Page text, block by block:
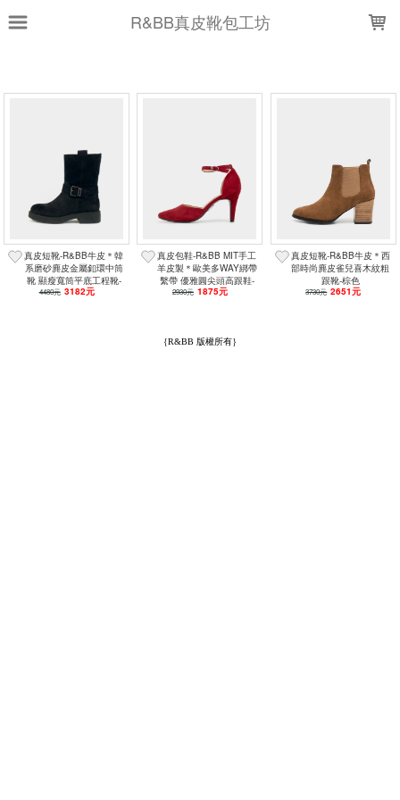
R&BB真皮靴包工坊
篩選
真皮短靴-R&BB牛皮＊韓
系磨砂麂皮金屬釦環中筒
靴 顯瘦寬筒平底工程靴-
黑色
4480元 3182元
真皮包鞋-R&BB MIT手工
羊皮製＊歐美多WAY綁帶
繫帶 優雅圓尖頭高跟鞋-
酒紅
2930元 1875元
真皮短靴-R&BB牛皮＊西
部時尚麂皮雀兒喜木紋粗
跟靴-棕色
3730元 2651元